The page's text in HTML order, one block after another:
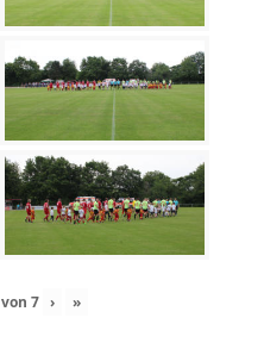
von 7 › »